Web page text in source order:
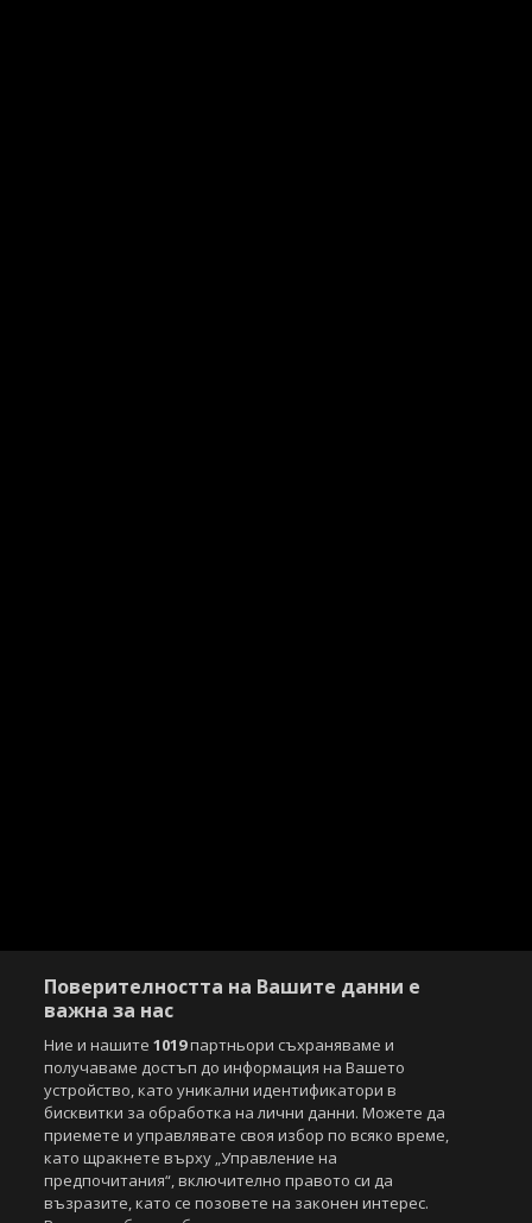
Поверителността на Вашите данни е
важна за нас
Ние и нашите1019партньори съхраняваме и
получаваме достъп до информация на Вашето
устройство, като уникални идентификатори в
бисквитки за обработка на лични данни. Можете да
приемете и управлявате своя избор по всяко време,
като щракнете върху „Управление на
предпочитания“, включително правото си да
възразите, като се позовете на законен интерес.